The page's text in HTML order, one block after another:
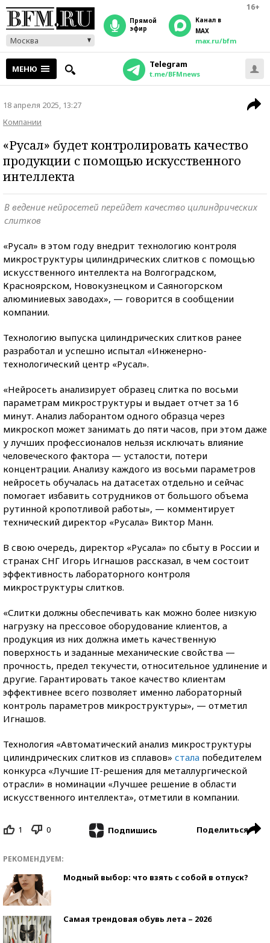
16+
Москва
прямой
эфир
Канал в
MAX
max.ru/bfm
МЕНЮ Telegram
t.me/BFMnews
18 апреля 2025, 13:27
Компании
«Русал» будет контролировать качество
продукции с помощью искусственного
интеллекта
В ведение нейросетей перейдет качество цилиндрических
слитков
«Русал» в этом году внедрит технологию контроля
микроструктуры цилиндрических слитков с помощью
искусственного интеллекта на Волгоградском,
Красноярском, Новокузнецком и Саяногорском
алюминиевых заводах», — говорится в сообщении
компании.
Технологию выпуска цилиндрических слитков ранее
разработал и успешно испытал «Инженерно-
технологический центр «Русал».
«Нейросеть анализирует образец слитка по восьми
параметрам микроструктуры и выдает отчет за 16
минут. Анализ лаборантом одного образца через
микроскоп может занимать до пяти часов, при этом даже
у лучших профессионалов нельзя исключать влияние
человеческого фактора — усталости, потери
концентрации. Анализу каждого из восьми параметров
нейросеть обучалась на датасетах отдельно и сейчас
помогает избавить сотрудников от большого объема
рутинной кропотливой работы», — комментирует
технический директор «Русала» Виктор Манн.
В свою очередь, директор «Русала» по сбыту в России и
странах СНГ Игорь Игнашов рассказал, в чем состоит
эффективность лабораторного контроля
микроструктуры слитков.
«Слитки должны обеспечивать как можно более низкую
нагрузку на прессовое оборудование клиентов, а
продукция из них должна иметь качественную
поверхность и заданные механические свойства —
прочность, предел текучести, относительное удлинение и
другие. Гарантировать такое качество клиентам
эффективнее всего позволяет именно лабораторный
контроль параметров микроструктуры», — отметил
Игнашов.
Технология «Автоматический анализ микроструктуры
цилиндрических слитков из сплавов» стала победителем
конкурса «Лучшие IT-решения для металлургической
отрасли» в номинации «Лучшее решение в области
искусственного интеллекта», отметили в компании.
1 0 Подпишись Поделиться
РЕКОМЕНДУЕМ:
Модный выбор: что взять с собой в отпуск?
Самая трендовая обувь лета – 2026